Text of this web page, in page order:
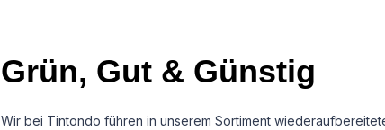
Grün, Gut & Günstig
Wir bei Tintondo führen in unserem Sortiment